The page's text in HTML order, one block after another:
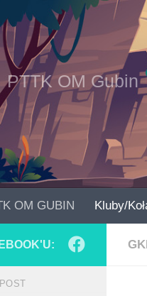
PTTK OM Gubin
OM GUBIN Kluby/